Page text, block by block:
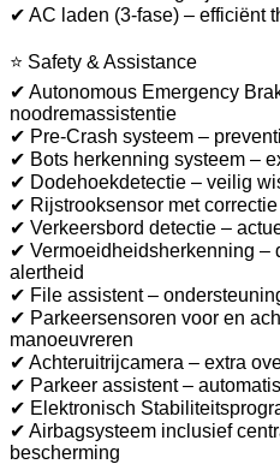
✔ AC laden (3-fase) – efficiënt
⭐ Safety & Assistance
✔ Autonomous Emergency
noodremassistentie
✔ Pre-Crash systeem –
✔ Bots herkenning systeem –
✔ Dodehoekdetectie – veilig
✔ Rijstrooksensor met
✔ Verkeersbord detectie –
✔ Vermoeidheidsherkenning –
alertheid
✔ File assistent –
✔ Parkeersensoren voor en
manoeuvreren
✔ Achteruitrijcamera – extra
✔ Parkeer assistent –
✔ Elektronisch
✔ Airbagsysteem inclusief
bescherming